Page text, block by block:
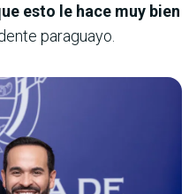
esto le hace muy bien
paraguayo.